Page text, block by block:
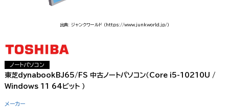
出典: ジャンクワールド （https://www.junkworld.jp/）
ノートパソコン
東芝dynabookBJ65/FS 中古ノートパソコン（Core i5-10210U /
Windows 11 64ビット ）
メーカー